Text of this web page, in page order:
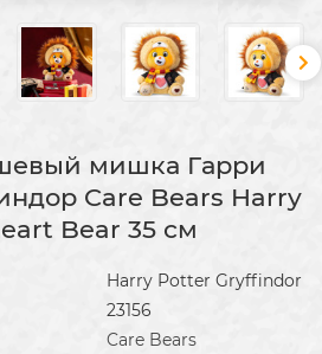
мишка Гарри
Care Bears Harry
Bear 35 см
Harry Potter Gryffindor
23156
Care Bears